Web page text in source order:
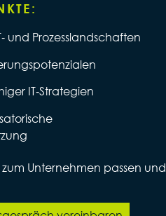
und Prozesslandschaften
IT‑Strategien
Unternehmen passen und